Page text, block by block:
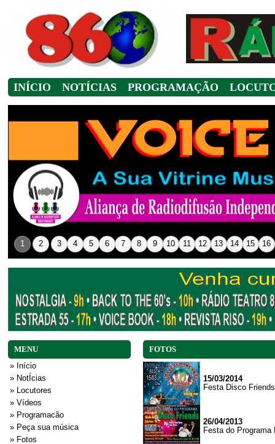
INÍCIO NOTÍCIAS PROGRAMAÇÃO
1 2 3 4 5 6 7 8 9 10 11 12 13 14 15 16
MENU
» Início
» NotÍcias
» Locutores
» Vídeos
» Programacão
» Peça sua música
» Fotos
FOTOS
15/03/2014
Festa Disco
26/04/2013
Festa do